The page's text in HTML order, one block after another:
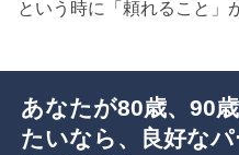
という時に「頼れること」
あなたが80歳、90
たいなら、良好な